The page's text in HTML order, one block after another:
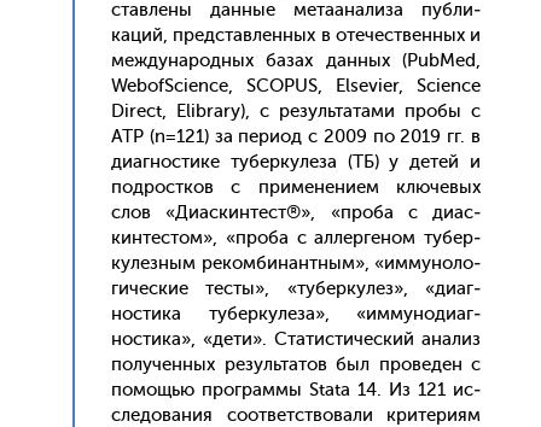
став­ле­ны дан­ные ме­та­ана­лиза пуб­ли­
каций, пред­став­ленных в оте­чес­твен­ных и
меж­ду­народ­ных ба­зах дан­ных (PubMed,
WebofScience, SCOPUS, Elsevier, Science
Direct, Elibrary), с ре­зуль­та­тами про­бы с
АТР (n=121) за пе­ри­од с 2009 по 2019 гг. в
ди­аг­ности­ке ту­бер­ку­леза (ТБ) у де­тей и
под­рос­тков c при­мене­ни­ем клю­чевых
слов «Ди­ас­кинтест®», «про­ба с ди­ас­
кинтес­том», «про­ба с ал­лерге­ном ту­бер­
ку­лез­ным ре­ком­би­нан­тным», «им­му­ноло­
гичес­кие тес­ты», «ту­бер­ку­лез», «ди­аг­
ности­ка ту­бер­ку­леза», «им­му­ноди­аг­
ности­ка», «де­ти». Ста­тис­ти­чес­кий ана­лиз
по­лучен­ных ре­зуль­та­тов был про­веден с
по­мощью прог­раммы Stata 14. Из 121 ис­
сле­дова­ния со­от­ветс­тво­вали кри­тери­ям